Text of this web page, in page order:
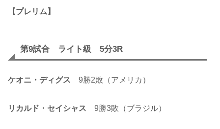
【プレリム】
第9試合 ライト級 5分3R
ケオニ・ディグス 9勝2敗（アメリカ）
リカルド・セイシャス 9勝3敗（ブラジル）